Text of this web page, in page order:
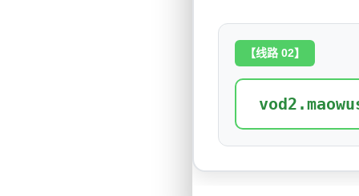
【线路 02】